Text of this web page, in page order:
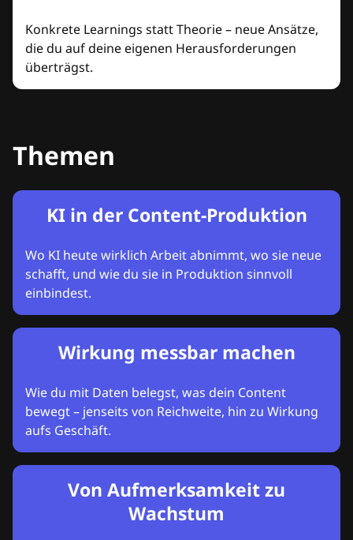
Konkrete Learnings statt Theorie – neue Ansätze,
die du auf deine eigenen Herausforderungen
überträgst.
Themen
KI in der Content-Produktion
Wo KI heute wirklich Arbeit abnimmt, wo sie neue
schafft, und wie du sie in Produktion sinnvoll
einbindest.
Wirkung messbar machen
Wie du mit Daten belegst, was dein Content
bewegt – jenseits von Reichweite, hin zu Wirkung
aufs Geschäft.
Von Aufmerksamkeit zu
Wachstum